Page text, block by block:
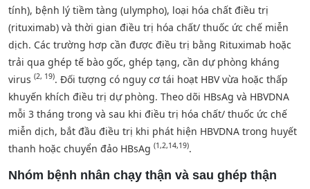
tính), bệnh lý tiềm tàng (ulympho), loại hóa chất điều trị
(rituximab) và thời gian điều trị hóa chất/ thuốc ức chế miễn
dịch. Các trường hơp cần được điều trị bằng Rituximab hoặc
trải qua ghép tế bào gốc, ghép tạng, cần dự phòng kháng
virus (2, 19). Đối tượng có nguy cơ tái hoạt HBV vừa hoặc thấp
khuyến khích điều trị dự phòng. Theo dõi HBsAg và HBVDNA
mỗi 3 tháng trong và sau khi điều trị hóa chất/ thuốc ức chế
miễn dịch, bắt đầu điều trị khi phát hiện HBVDNA trong huyết
thanh hoặc chuyển đảo HBsAg (1,2,14,19).
Nhóm bệnh nhân chạy thận và sau ghép thận